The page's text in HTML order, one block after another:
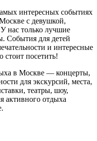
интересных событиях
с девушкой,
нас только лучшие
События для детей
и интересные
стоит посетить!
в Москве — концерты,
для экскурсий, места,
театры, шоу,
активного отдыха